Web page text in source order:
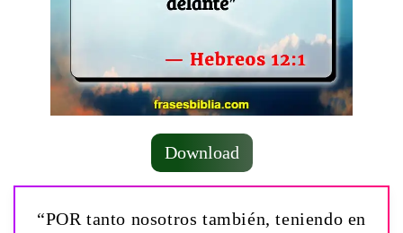
Download
“POR tanto nosotros también, teniendo en